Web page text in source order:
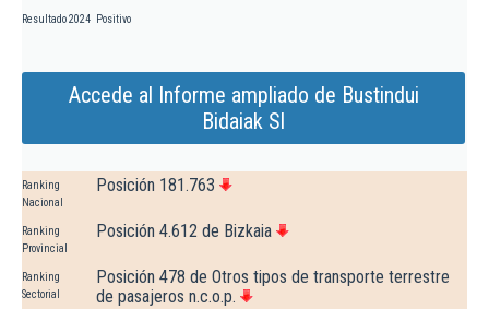
Resultado 2024 Positivo
Accede al Informe ampliado de Bustindui
Bidaiak Sl
Ranking
Nacional
Posición 181.763
Ranking
Provincial
Posición 4.612 de Bizkaia
Ranking
Sectorial
Posición 478 de Otros tipos de transporte terrestre
de pasajeros n.c.o.p.